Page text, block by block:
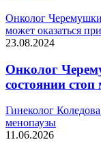
Онколог
может оказаться
23.08.2024
Онколог
состоянии
Гинеколог
менопаузы
11.06.2026